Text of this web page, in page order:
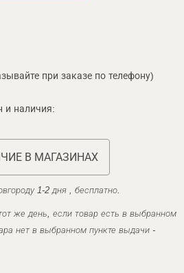
при заказе по телефону)
и наличия:
В МАГАЗИНАХ
1-2 дня , бесплатно.
же день, если товар есть в выбранном
нет в выбранном пункте выдачи -